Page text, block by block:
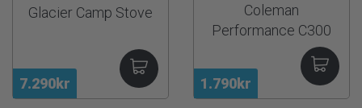
7.290kr
Glacier Camp Stove
1.790kr
Coleman
Performance C300